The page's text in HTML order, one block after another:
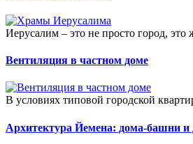
Иерусалим – это не просто город,
Вентиляция в частном доме
В условиях типовой городской
Архитектура Йемена: дома-башни и